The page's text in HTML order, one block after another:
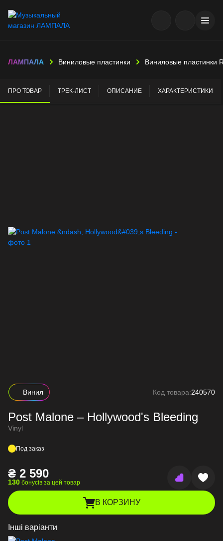
ЛАМПАЛА Виниловые пластинки Виниловые пластинки
ПРО ТОВАР ТРЕК-ЛИСТ ОПИСАНИЕ ХАРАКТЕРИСТИКИ
Винил Код товара:240570
Post Malone – Hollywood's Bleeding
Vinyl
Под заказ
₴ 2 590
130 бонусів за цей товар
В КОРЗИНУ
Інші варіанти